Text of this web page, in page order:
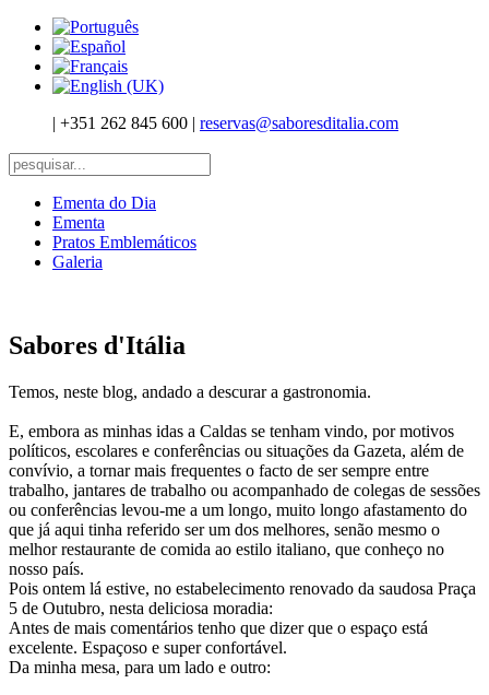
| +351 262 845 600 | reservas@saboresditalia.com
Ementa do Dia
Ementa
Pratos Emblemáticos
Galeria
Sabores d'Itália
Temos, neste blog, andado a descurar a gastronomia.
E, embora as minhas idas a Caldas se tenham vindo, por motivos
políticos, escolares e conferências ou situações da Gazeta, além de
convívio, a tornar mais frequentes o facto de ser sempre entre
trabalho, jantares de trabalho ou acompanhado de colegas de sessões
ou conferências levou-me a um longo, muito longo afastamento do
que já aqui tinha referido ser um dos melhores, senão mesmo o
melhor restaurante de comida ao estilo italiano, que conheço no
nosso país.
Pois ontem lá estive, no estabelecimento renovado da saudosa Praça
5 de Outubro, nesta deliciosa moradia:
Antes de mais comentários tenho que dizer que o espaço está
excelente. Espaçoso e super confortável.
Da minha mesa, para um lado e outro: